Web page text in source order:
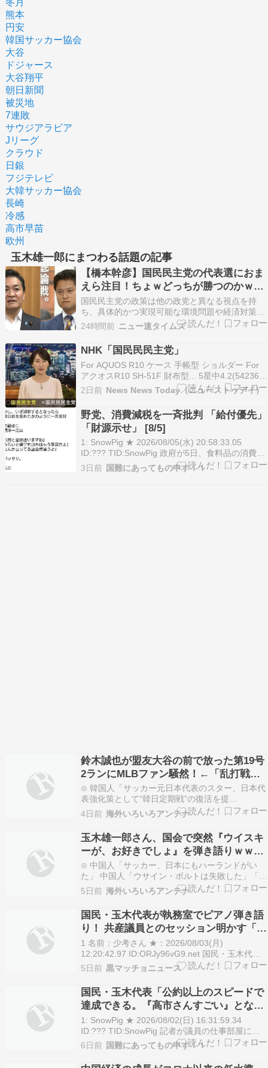
冬月
熊本
円安
韓国サッカー協会
大谷
ドジャース
大谷翔平
朝日新聞
被災地
7連敗
サウジアラビア
Jリーグ
クラウド
日銀
フジテレビ
大韓サッカー協会
長崎
冷感
高市早苗
欧州
玉木雄一郎にまつわる話題の記事
【橋本幹彦】国民民主党の代表選におま
えら注目！ちょｗどっちが勝つのかｗｗ
ｗ【玉木雄一郎】
国民民主党の政策は他の政党と異なる視点を持
ち、具体的かつ実現可能な環境問題や経済対策を
提案している。代表選では玉木代表と橋本幹彦議
員が対決し、9月6日に投開票が行われる。 国民
民主党の代表選挙 玉木代表と橋本幹彦衆院議員の
2人の対決に 9月6日投開票へ …選し、現在当選7
回。 2…
24時間前 ニュー速タイムズ
NHK「国民民民主党」
For AQUOS R10 ケース 手帳型 ショルダー For
アクオスR10 SH-51F 財布型... 5星中4.2(542361)
￥2,380 (2026年8月5日 23:50 GMT +09:00 時点
- 詳細はこちら価格および発送可能時期は表示さ
れた日付/時刻の時…
2日前 News News Today（ニューストゥデイ）
野党、消費減税を一斉批判 「給付優先」
「財源示せ」 [8/5]
1: SnowPig ★ 2026/08/05(水) 20:58:33.05
ID:??? TID:SnowPig 政府が5日、食料品の消費税
率を2年限定で1％に引き下げる方針を決めたこと
に対し、野党各党から改めて批判が相次いだ。 中
3日前 国難にあってもの申す！！
鈴木誠也が盟友大谷の前で放った第19号
2ランにMLBファン騒然！←「乱打戦に
なりそう」（海外の反応）
⊙ 韓国人「サッカー元日本代表のスター、日本代
表強化策として“韓日定期戦”の復活を提
案・・・」→「これはマジで良いと思う」「今す
ぐやったらガチでボコられるだろうね 10年後に
やらないか？」「やめてくれ、勝っても負けても
後味が悪い」海外の反応 お隣速報⊙ 海外「日本
のこういう部分は…
4日前 海外いろいろアンテナ
玉木雄一郎さん、国会で突然『ウイスキ
ーが、お好きでしょ』を弾き語りｗｗｗ
ｗｗｗｗ
⊙ 中国人「サッカー、日本にもハーランドがい
た」 中国人「ウサイン・ボルトは失敗した」「こ
れはちょっと見てみたい」じゃぽにか反応帳⊙ 中
国人「中国人に日本サッカーを論じる権利はある
の？」 中国人「ほとんどの国が論じる権利を失
う」「卵を産まなくても卵焼きを論じれる」じゃ
ぽにか反応帳…
5日前 海外いろいろアンテナ
国民・玉木代表が執務室でピアノ弾き語
り！ 共産議員とのセッション明かす「志
位先生はショパンを弾いてくれて…」
1 名前：少考さん ★：2026/08/03(月)
12:20:42.97 ID:ORJy96vG9.net 国民・玉木代表
が執務室でピアノ弾き語り！ 共産議員とのセッシ
ョン明かす「先生はショパンを弾いてくれて…」
| ABEMA TIMES 2026/08/02 07:00 …
5日前 黒マッチョニュース
国民・玉木代表「公約以上のスピードで
達成できる。『高市さんすごい』とな
る」食料品の消費税1％にアドバイス
[8/2]
1: SnowPig ★ 2026/08/02(日) 16:31:59.34
ID:??? TID:SnowPig 記者が議員の仕事部屋にお
じゃまして様々な話を聞く企画「会館探訪」。 第
3回は国民民主党の玉木雄一郎代表の議員会館の
部屋を訪問した。 高市政権下で食料品の消費税率
6日前 国難にあってもの申す！！